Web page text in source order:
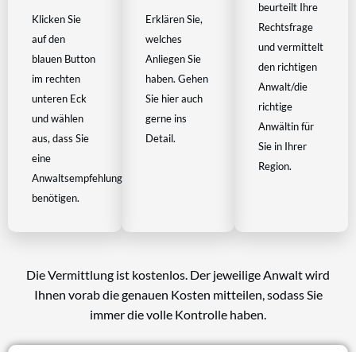
Klicken Sie
auf den
blauen Button
im rechten
unteren Eck
und wählen
aus, dass Sie
eine
Anwaltsempfehlung
benötigen.
Erklären Sie,
welches
Anliegen Sie
haben. Gehen
Sie hier auch
gerne ins
Detail.
beurteilt Ihre
Rechtsfrage
und vermittelt
den richtigen
Anwalt/die
richtige
Anwältin für
Sie in Ihrer
Region.
Die Vermittlung ist kostenlos. Der jeweilige Anwalt wird
Ihnen vorab die genauen Kosten mitteilen, sodass Sie
immer die volle Kontrolle haben.